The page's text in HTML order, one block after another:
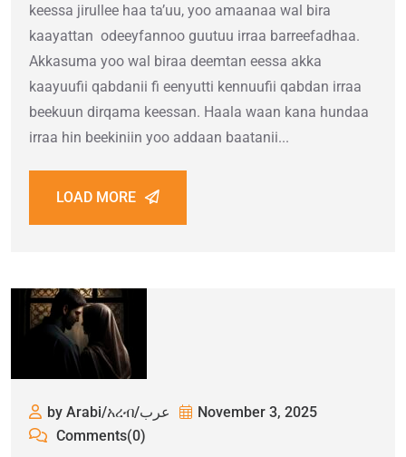
keessa jirullee haa ta’uu, yoo amaanaa wal bira
kaayattan odeeyfannoo guutuu irraa barreefadhaa.
Akkasuma yoo wal biraa deemtan eessa akka
kaayuufii qabdanii fi eenyutti kennuufii qabdan irraa
beekuun dirqama keessan. Haala waan kana hundaa
irraa hin beekiniin yoo addaan baatanii...
LOAD MORE
by Arabi/አረብ/عرب
November 3, 2025
Comments(0)